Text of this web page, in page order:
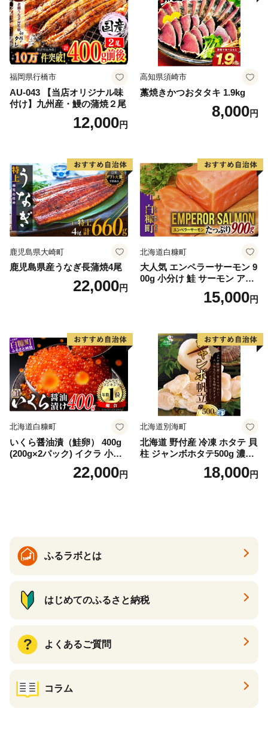
福岡県行橋市
AU-043 【当店オリジナル味
付け】九州産・鰻の蒲焼２尾
12,000円
高知県須崎市
藁焼きかつおタタキ 1.9kg
8,000円
鹿児島県大崎町
鹿児島県産うなぎ長蒲焼4尾
22,000円
北海道白糠町
大人気 エンペラーサーモン 9
00g 小分け 鮭 サーモン アト
ランティックサーモン 水産
庁長官賞 受賞 さけ シャケ し
満足 美味しい 贈答 生食用 刺
身 お刺身 刺し身 魚介類 海鮮
冷凍 厚切り 薄切り ふるさと
納税 ふるさとチョイス チョ
イス 北海道 白糠町
15,000円
北海道白糠町
いくら醤油漬（鮭卵） 400g
(200g×2パック) イクラ 小分
け いくら醤油漬 鮭いくら い
くら醤油漬け 鮭 鮭卵 ikura
22,000円
北海道別海町
北海道 野付産 冷凍 ホタテ 貝
柱 ジャンボホタテ500g 濃厚
な旨味と甘み （ほたて ホタ
テ 帆立 貝柱 ホタテ貝柱 大玉
18,000円
ふるラボとは
はじめてのふるさと納税
よくあるご質問
コラム